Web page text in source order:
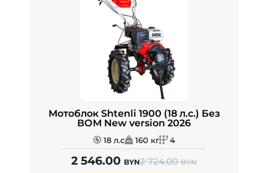
Мотоблок Shtenli 1900 (18 л.с.) Без
ВОМ New version 2026
18 л.с 160 кг 4
2 546.00 BYN2 724.00BYN